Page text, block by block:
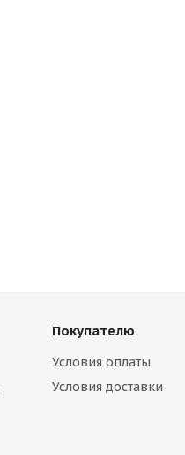
Покупателю
Условия оплаты
Условия доставки